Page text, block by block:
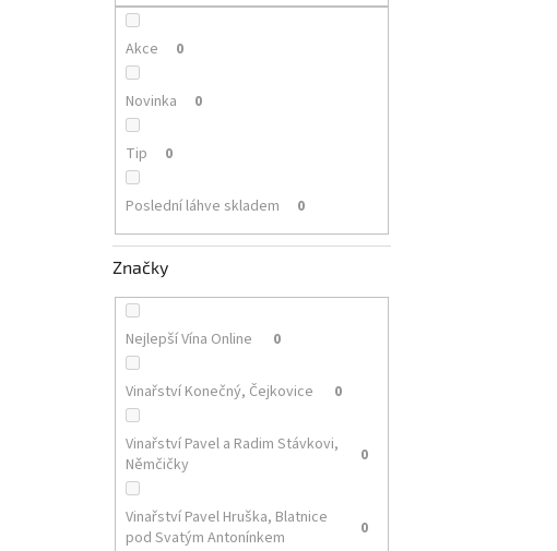
Akce 0
Novinka 0
Tip 0
Poslední láhve skladem 0
Značky
Nejlepší Vína Online 0
Vinařství Konečný, Čejkovice 0
Vinařství Pavel a Radim Stávkovi,
Němčičky
0
Vinařství Pavel Hruška, Blatnice
pod Svatým Antonínkem
0